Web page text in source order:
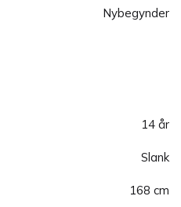
Nybegynder
14 år
Slank
168 cm